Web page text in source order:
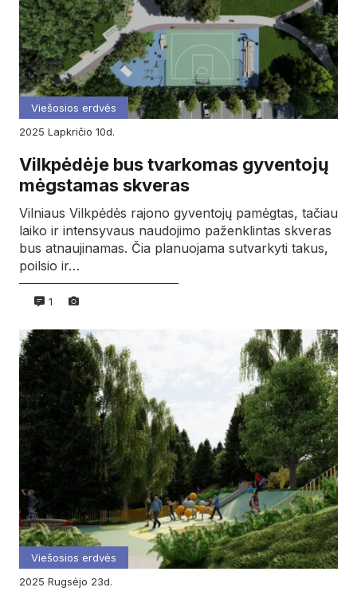
Viešosios erdvės
2025
lapkričio 10d.
Vilkpėdėje bus tvarkomas gyventojų
mėgstamas skveras
Vilniaus Vilkpėdės rajono gyventojų pamėgtas, tačiau
laiko ir intensyvaus naudojimo paženklintas skveras
bus atnaujinamas. Čia planuojama sutvarkyti takus,
poilsio ir…
1
Viešosios erdvės
2025
rugsėjo 23d.